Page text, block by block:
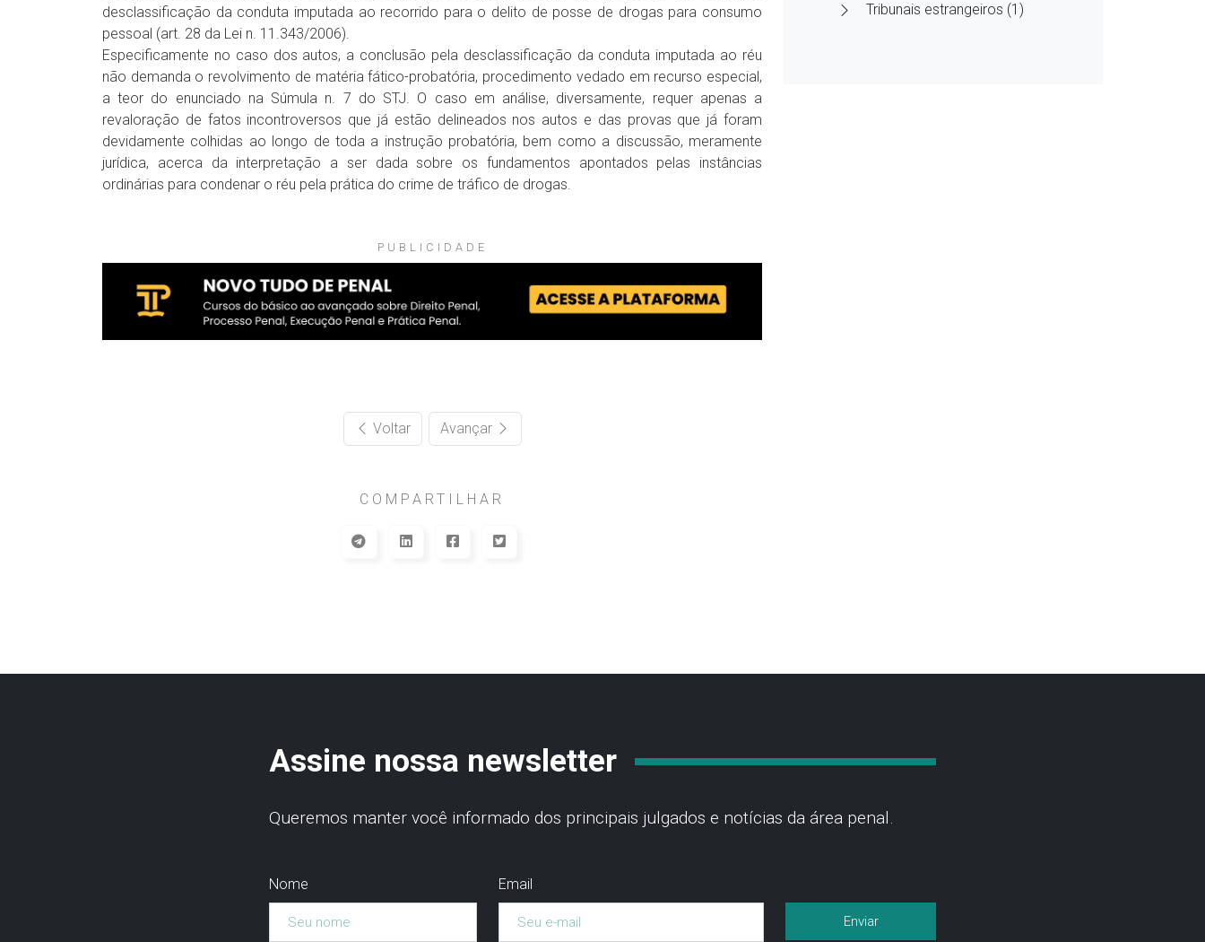
desclassificação da conduta imputada ao recorrido para o delito de posse de drogas para consumo
pessoal (art. 28 da Lei n. 11.343/2006).
Especificamente no caso dos autos, a conclusão pela desclassificação da conduta imputada ao réu
não demanda o revolvimento de matéria fático-probatória, procedimento vedado em recurso especial,
a teor do enunciado na Súmula n. 7 do STJ. O caso em análise, diversamente, requer apenas a
revaloração de fatos incontroversos que já estão delineados nos autos e das provas que já foram
devidamente colhidas ao longo de toda a instrução probatória, bem como a discussão, meramente
jurídica, acerca da interpretação a ser dada sobre os fundamentos apontados pelas instâncias
ordinárias para condenar o réu pela prática do crime de tráfico de drogas.
PUBLICIDADE
Voltar Avançar
COMPARTILHAR
Tribunais estrangeiros (1)
Assine nossa newsletter
Queremos manter você informado dos principais julgados e notícias da área penal.
Nome Email